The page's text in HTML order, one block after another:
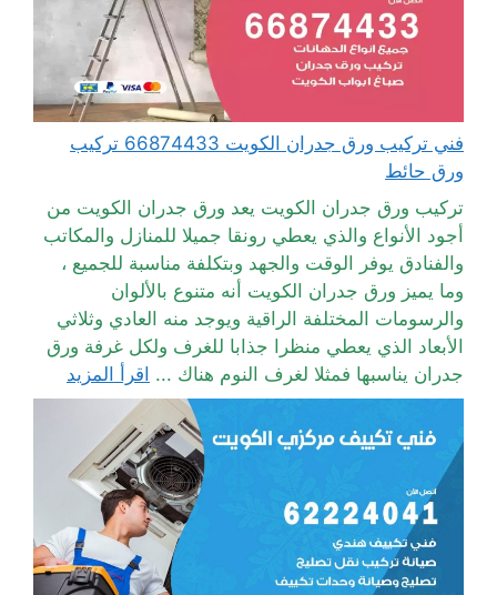
فني تركيب ورق جدران الكويت 66874433 تركيب
ورق حائط
تركيب ورق جدران الكويت يعد ورق جدران الكويت من
أجود الأنواع والذي يعطي رونقا جميلا للمنازل والمكاتب
والفنادق يوفر الوقت والجهد وبتكلفة مناسبة للجميع ،
وما يميز ورق جدران الكويت أنه متنوع بالألوان
والرسومات المختلفة الراقية ويوجد منه العادي وثلاثي
الأبعاد الذي يعطي منظرا جذابا للغرف ولكل غرفة ورق
جدران يناسبها فمثلا لغرف النوم هناك ... اقرأ المزيد